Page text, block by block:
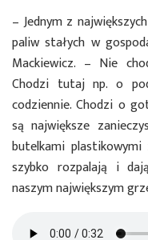
– Jednym z
paliw stałych w
Mackiewicz. – Nie
Chodzi tutaj np. o
codziennie. Chodzi o
są największe
butelkami
szybko rozpalają i
naszym największym